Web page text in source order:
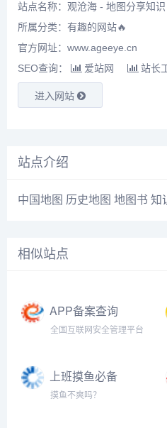
站点名称：观沧海 - 地图分享知识
所属分类： 有趣的网站🔥
官方网址：www.ageeye.cn
SEO查询：
爱站网 站长
进入网站
站点介绍
中国地图 历史地图 地图书
相似站点
APP备案查询
全国互联网安全管理平台
上班摸鱼必备
（假装电脑系统
摸鱼不爽吗？